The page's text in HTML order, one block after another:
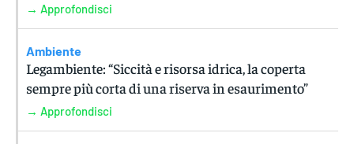
→ Approfondisci
Ambiente
Legambiente: “Siccità e risorsa idrica, la coperta
sempre più corta di una riserva in esaurimento”
→ Approfondisci